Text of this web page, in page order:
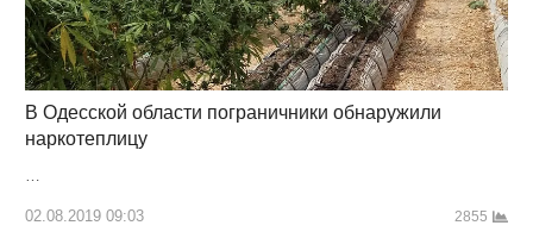
В Одесской области пограничники обнаружили
наркотеплицу
…
02.08.2019 09:03 2855